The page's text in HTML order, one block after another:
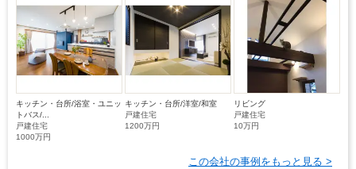
キッチン・台所/浴室・ユニッ
トバス/...
戸建住宅
1000万円
キッチン・台所/洋室/和室
戸建住宅
1200万円
リビング
戸建住宅
10万円
この会社の事例をもっと見る >